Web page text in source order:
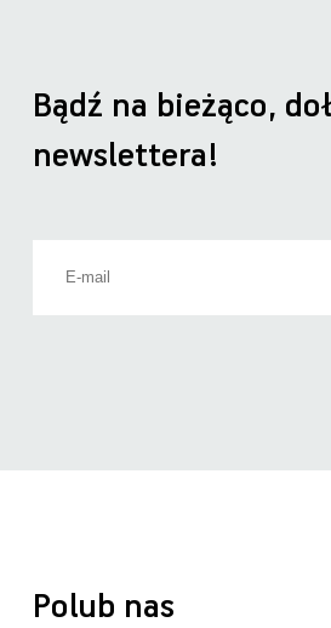
Polub nas
Bądź na bieżąco,
newslettera!